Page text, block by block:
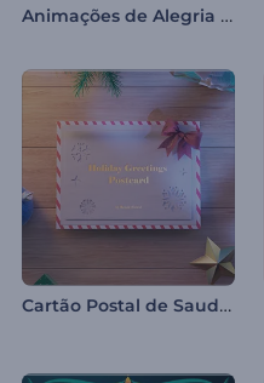
Animações de Alegria de Natal
Cartão Postal de Saudações de Férias